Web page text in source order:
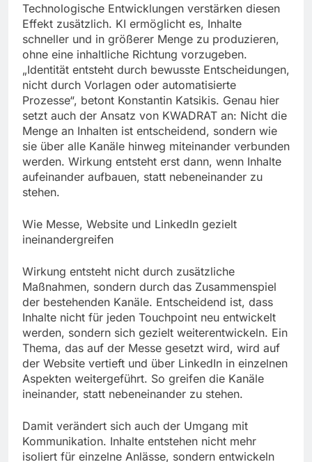
Technologische Entwicklungen verstärken diesen
Effekt zusätzlich. KI ermöglicht es, Inhalte
schneller und in größerer Menge zu produzieren,
ohne eine inhaltliche Richtung vorzugeben.
„Identität entsteht durch bewusste Entscheidungen,
nicht durch Vorlagen oder automatisierte
Prozesse“, betont Konstantin Katsikis. Genau hier
setzt auch der Ansatz von KWADRAT an: Nicht die
Menge an Inhalten ist entscheidend, sondern wie
sie über alle Kanäle hinweg miteinander verbunden
werden. Wirkung entsteht erst dann, wenn Inhalte
aufeinander aufbauen, statt nebeneinander zu
stehen.
Wie Messe, Website und LinkedIn gezielt
ineinandergreifen
Wirkung entsteht nicht durch zusätzliche
Maßnahmen, sondern durch das Zusammenspiel
der bestehenden Kanäle. Entscheidend ist, dass
Inhalte nicht für jeden Touchpoint neu entwickelt
werden, sondern sich gezielt weiterentwickeln. Ein
Thema, das auf der Messe gesetzt wird, wird auf
der Website vertieft und über LinkedIn in einzelnen
Aspekten weitergeführt. So greifen die Kanäle
ineinander, statt nebeneinander zu stehen.
Damit verändert sich auch der Umgang mit
Kommunikation. Inhalte entstehen nicht mehr
isoliert für einzelne Anlässe, sondern entwickeln